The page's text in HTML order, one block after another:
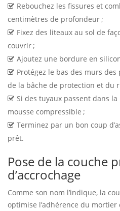
Rebouchez les fissures et
centimètres de profondeur ;
Fixez des liteaux au sol de
couvrir ;
Ajoutez une bordure en
Protégez le bas des murs
de la bâche de protection et du
Si des tuyaux passent dans
mousse compressible ;
Terminez par un bon coup
prêt.
Pose de la couche
d’accrochage
Comme son nom l’indique, la
optimise l’adhérence du